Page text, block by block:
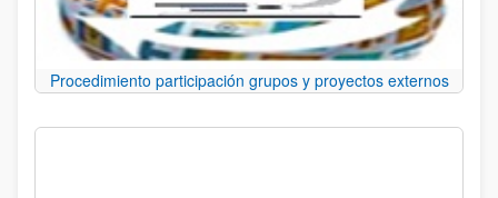
Procedimiento participación grupos y proyectos externos